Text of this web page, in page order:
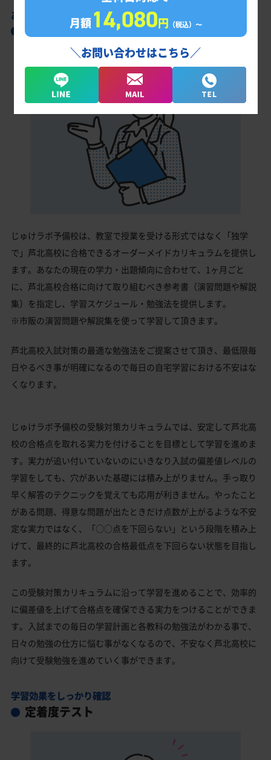
あなただけの学習計画だから成果が出る！
芦北高校合格に向けた受験対策カリキュラム
じゅけラボ予備校は、教室で授業を受ける形式ではなく「独学
で」芦北高校に合格できるオーダーメイドカリキュラムを提供し
ます。あなたの現在の学力・出題傾向に合わせて、1ヶ月ごと
に、芦北高校合格に向けて取り組むべき参考書（演習問題や解説
集）を指定し、学習スケジュール・勉強法を提供します。
※市販の演習問題や解説集を使って学習して頂きます。
芦北高校入試対策の最適な勉強法をご提案させて頂き、最低限毎
日やるべき事が明確になるので毎日の自宅学習における不安はな
くなります。
じゅけラボ予備校の受験対策カリキュラムでは、安定して芦北高
校の合格点を取れる実力を付けることを目標として学習を進めま
す。実力が追い付いていないのにいきなり入試の偏差値レベルの
学習をしても、穴があいた基礎には積み上がりません。手っ取り
早く解答のテクニックを覚えても応用が利きません。やったこと
がある問題、得意な問題が出たときだけ点数が上がるような不安
定な実力ではなく、「○○点を下回らない」という段階を積み上
げて、最終的に芦北高校の合格最低点を下回らない状態を目指し
ます。
この受験対策カリキュラムに沿って学習を進めることで、効率的
に偏差値を上げて合格点を確保できる実力をつけることができま
す。入試までの毎日の学習計画と各教科の勉強法がわかる事で、
日々の勉強の仕方に悩む事がなくなるので、不安なく芦北高校に
向けて受験勉強を進めていく事ができます。
学習効果をしっかり確認
定着度テスト
月額14,080円 （税込）〜
＼お問い合わせはこちら／